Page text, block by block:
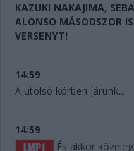
KAZUKI NAKAJIMA,
ALONSO MÁSODSZOR
VERSENYT!
14:59
A utolsó körben járunk...
14:59
És akkor